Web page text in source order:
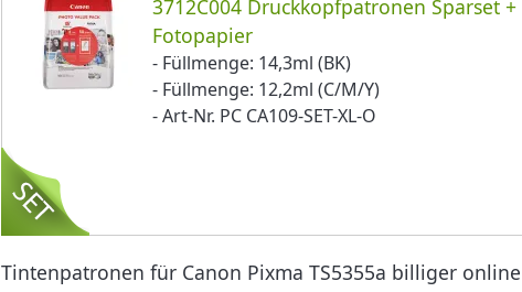
3712C004 Druckkopfpatronen Sparset
Fotopapier
- Füllmenge: 14,3ml (BK)
- Füllmenge: 12,2ml (C/M/Y)
- Art-Nr. PC CA109-SET-XL-O
Tintenpatronen für Canon Pixma TS5355a billiger